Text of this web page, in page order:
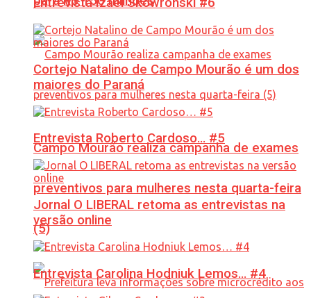
Campo Mourão realiza campanha de exames
preventivos para mulheres nesta quarta-feira
(5)
Cortejo Natalino de Campo Mourão é um dos
maiores do Paraná
Entrevista Roberto Cardoso… #5
Jornal O LIBERAL retoma as entrevistas na
versão online
Entrevista Carolina Hodniuk Lemos… #4